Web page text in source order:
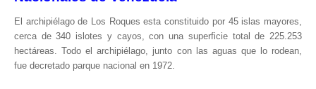
Parque Nacional Sierra Nevada
Parque Nacional Cinaruco-Capanaparo
Parque Nacional Parima-Tapirapeco
El archipiélago de Los Roques esta constituido por 45 islas mayores,
cerca de 340 islotes y cayos, con una superficie total de 225.253
hectáreas. Todo el archipiélago, junto con las aguas que lo rodean,
fue decretado parque nacional en 1972.